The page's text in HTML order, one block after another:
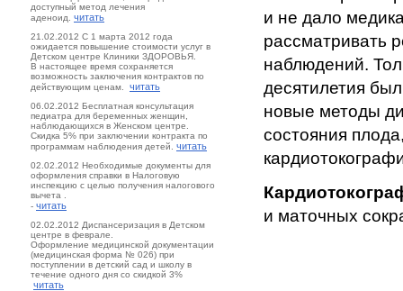
доступный метод лечения
аденоид. читать
21.02.2012 С 1 марта 2012 года
ожидается повышение стоимости услуг в
Детском центре Клиники ЗДОРОВЬЯ.
В настоящее время сохраняется
возможность заключения контрактов по
действующим ценам. читать
06.02.2012 Бесплатная консультация
педиатра для беременных женщин,
наблюдающихся в Женском центре.
Скидка 5% при заключении контракта по
программам наблюдения детей. читать
02.02.2012 Необходимые документы для
оформления справки в Налоговую
инспекцию с целью получения налогового
вычета .
- читать
02.02.2012 Диспансеризация в Детском
центре в феврале.
Оформление медицинской документации
(медицинская форма № 026) при
поступлении в детский сад и школу в
течение одного дня со скидкой 3%
читать
и не дало
рассматривать
наблюдений.
десятилетия
новые методы
состояния
и маточных